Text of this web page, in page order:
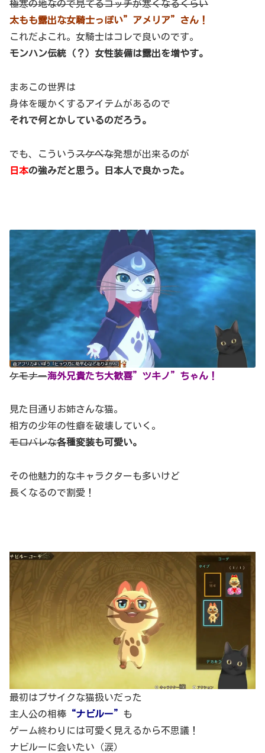
極寒の地なので見てるコッチが寒くなるくらい
太もも露出な女騎士っぽい”アメリア”さん！
これだよこれ。女騎士はコレで良いのです。
モンハン伝統（？）女性装備は露出を増やす。
まあこの世界は
身体を暖かくするアイテムがあるので
それで何とかしているのだろう。
でも、こういうスケベな発想が出来るのが
日本の強みだと思う。日本人で良かった。
ケモナー海外兄貴たち大歓喜”ツキノ”ちゃん！
見た目通りお姉さんな猫。
相方の少年の性癖を破壊していく。
モロバレな各種変装も可愛い。
その他魅力的なキャラクターも多いけど
長くなるので割愛！
最初はブサイクな猫扱いだった
主人公の相棒 “ナビルー” も
ゲーム終わりには可愛く見えるから不思議！
ナビルーに会いたい（涙）